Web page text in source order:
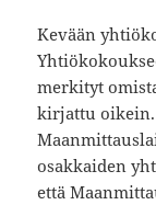
Kevään
merkityt
kirjattu oikein.
osakkaiden
että